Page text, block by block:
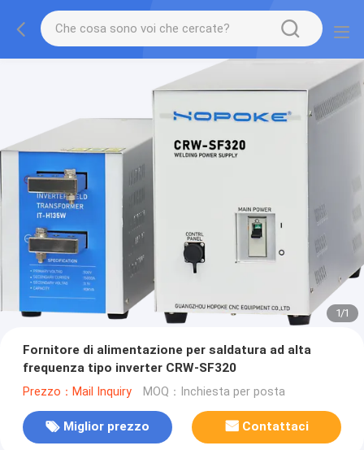
1/1
Fornitore di alimentazione per saldatura ad alta
frequenza tipo inverter CRW-SF320
Prezzo：Mail Inquiry MOQ：Inchiesta per posta
Miglior prezzo Contattaci